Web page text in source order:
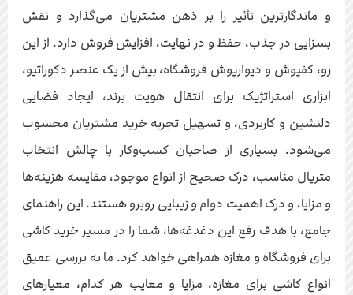
و ماندگارترین تأثیر را بر ذهن مشتریان می‌گذارد و نقش
بسزایی در جذب، حفظ و در نهایت، افزایش فروش دارد. از این
رو، کفپوش و دیوارپوش فروشگاه، بیش از یک عنصر دکوراتیو،
ابزاری استراتژیک برای انتقال هویت برند، ایجاد فضایی
دلنشین و کاربردی، و تسهیل تجربه خرید مشتریان محسوب
می‌شود. بسیاری از صاحبان کسب‌وکار با چالش انتخاب
متریال مناسب، درک صحیح از انواع موجود، مقایسه هزینه‌ها
و مزایا، و درک اهمیت دوام و زیبایی روبرو هستند. این راهنمای
جامع، با هدف رفع این دغدغه‌ها، شما را در مسیر خرید کاشی
برای فروشگاه و مغازه همراهی خواهد کرد. ما به بررسی عمیق
انواع کاشی برای مغازه، مزایا و معایب هر کدام، معیارهای